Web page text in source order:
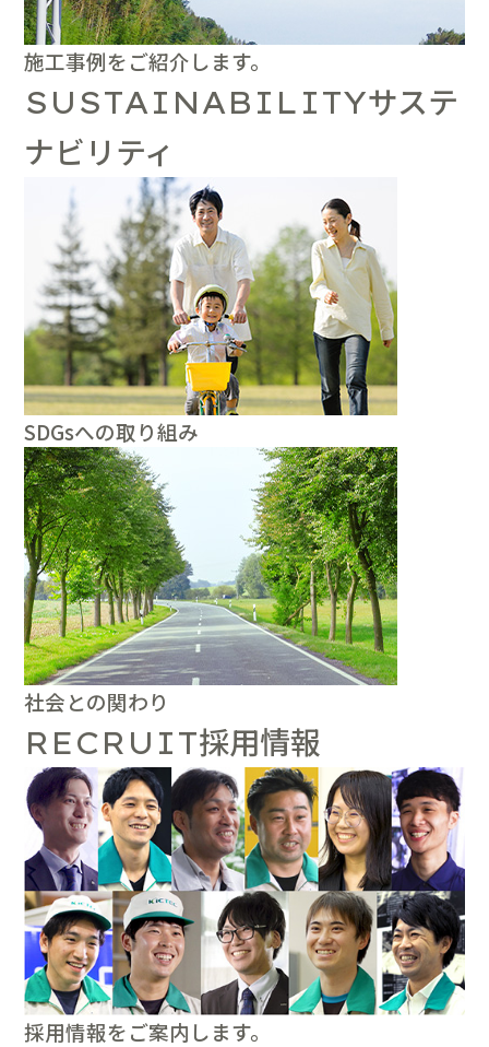
施工事例をご紹介します。
SUSTAINABILITYサステ
ナビリティ
SDGsへの取り組み
社会との関わり
RECRUIT採用情報
採用情報をご案内します。